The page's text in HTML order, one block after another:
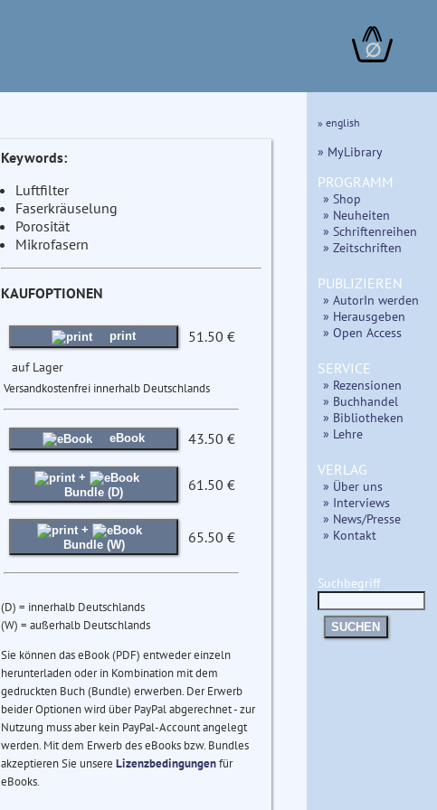
∅
Keywords:
Luftfilter
Faserkräuselung
Porosität
Mikrofasern
KAUFOPTIONEN
print 51.50 €
auf Lager
Versandkostenfrei innerhalb Deutschlands
eBook 43.50 €
+
Bundle (D)
61.50 €
+
Bundle (W)
65.50 €
(D) = innerhalb Deutschlands
(W) = außerhalb Deutschlands
Sie können das eBook (PDF) entweder einzeln
herunterladen oder in Kombination mit dem
gedruckten Buch (Bundle) erwerben. Der Erwerb
beider Optionen wird über PayPal abgerechnet - zur
Nutzung muss aber kein PayPal-Account angelegt
werden. Mit dem Erwerb des eBooks bzw. Bundles
akzeptieren Sie unsere Lizenzbedingungenfür
eBooks.
» english
» MyLibrary
PROGRAMM
» Shop
» Neuheiten
» Schriftenreihen
» Zeitschriften
PUBLIZIEREN
» AutorIn werden
» Herausgeben
» Open Access
SERVICE
» Rezensionen
» Buchhandel
» Bibliotheken
» Lehre
VERLAG
» Über uns
» Interviews
» News/Presse
» Kontakt
Suchbegriff
SUCHEN